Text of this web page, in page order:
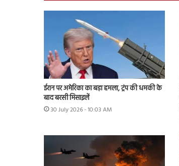
ईरान पर अमेरिका का बड़ा हमला, ट्रंप की धमकी के
बाद बरसी मिसाइलें
30 July 2026 - 10:03 AM